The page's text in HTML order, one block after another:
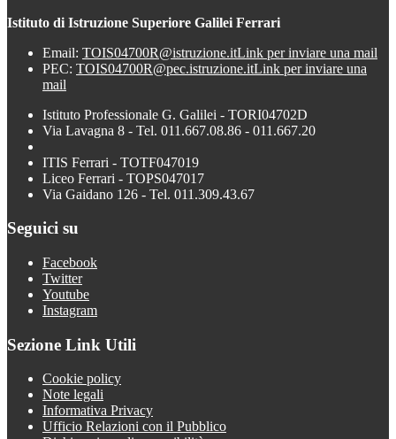
Istituto di Istruzione Superiore Galilei Ferrari
Email: TOIS04700R@istruzione.itLink per inviare una mail
PEC: TOIS04700R@pec.istruzione.itLink per inviare una
mail
Istituto Professionale G. Galilei - TORI04702D
Via Lavagna 8 - Tel. 011.667.08.86 - 011.667.20
ITIS Ferrari - TOTF047019
Liceo Ferrari - TOPS047017
Via Gaidano 126 - Tel. 011.309.43.67
Seguici su
Facebook
Twitter
Youtube
Instagram
Sezione Link Utili
Cookie policy
Note legali
Informativa Privacy
Ufficio Relazioni con il Pubblico